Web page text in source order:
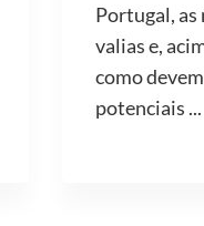
Portugal, as
valias e,
como
potenciais ...